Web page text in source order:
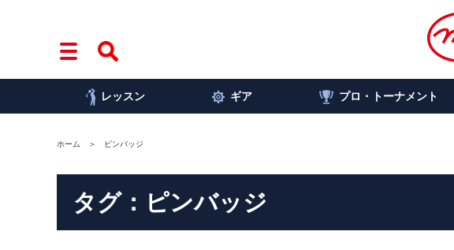
レッスン ギア プロ・トーナメント
ホーム ピンバッジ
タグ：ピンバッジ